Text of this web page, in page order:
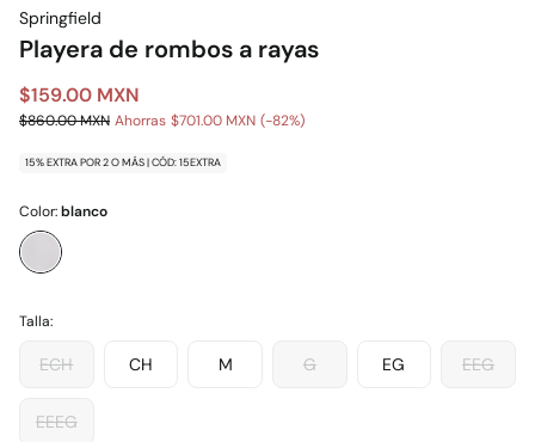
Springfield
Playera de rombos a rayas
$159.00 MXN
$860.00 MXN Ahorras $701.00 MXN 82
15% EXTRA POR 2 O MÁS | CÓD: 15EXTRA
Color:blanco
Talla:
ECH CH M G EG EEG
EEEG